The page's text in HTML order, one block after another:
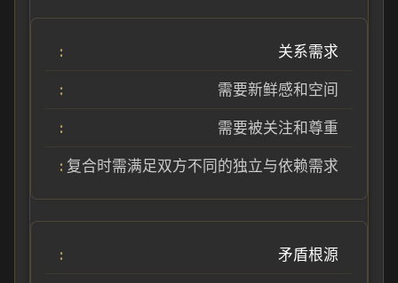
关系需求
需要新鲜感和空间
需要被关注和尊重
复合时需满足双方不同的独立与依赖需求
矛盾根源